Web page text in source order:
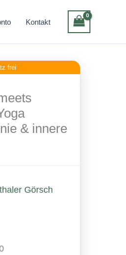
Kontakt
frei
Görsch
& innere